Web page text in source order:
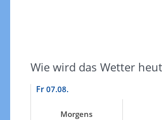
Wie wird das Wetter
Fr 07.08.
Morgens